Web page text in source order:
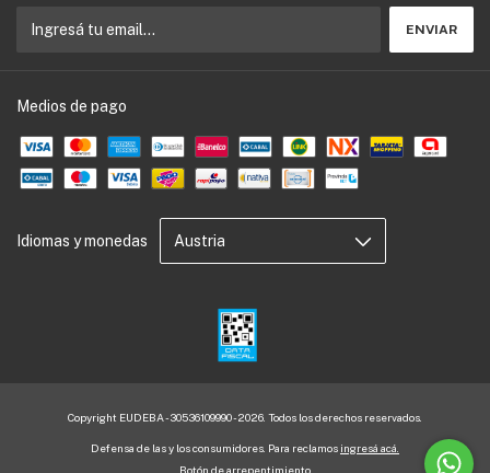
Medios de pago
Idiomas y monedas
Copyright EUDEBA - 30536109990 - 2026. Todos los derechos reservados.
Defensa de las y los consumidores. Para reclamos ingresá acá.
Botón de arrepentimiento